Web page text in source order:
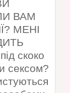
ВАМ
МЕНІ
під скоко
сексом?